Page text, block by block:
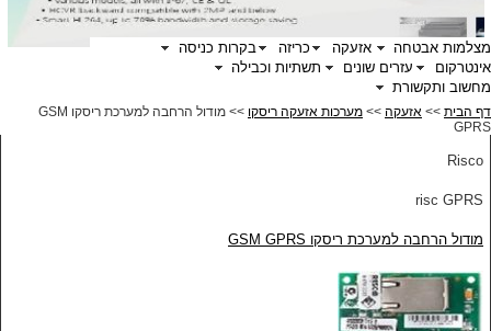
מצלמות אבטחה אזעקה כריזה
בקרות כניסה
אינטרקום
עזרים שונים
תשתיות וכבילה
מחשוב ותקשורת
דף הבית >> אזעקה >> מערכות אזעקה ריסקו
>> מודול הרחבה למערכת ריסקו GSM
GPRS
Risco
risc GPRS
מודול הרחבה למערכת ריסקו GSM GPRS